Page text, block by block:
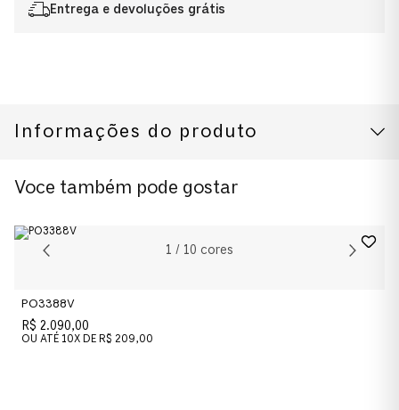
Entrega e devoluções grátis
Informações do produto
CUIDADOS COM O PRODUTO
Voce também pode gostar
1 / 10 cores
PO3388V
R$ 2.090,00
OU ATÉ 10X DE R$ 209,00